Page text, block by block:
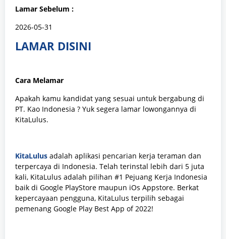
Lamar Sebelum :
2026-05-31
LAMAR DISINI
Cara Melamar
Apakah kamu kandidat yang sesuai untuk bergabung di
PT. Kao Indonesia ? Yuk segera lamar lowongannya di
KitaLulus.
KitaLulus adalah aplikasi pencarian kerja teraman dan
terpercaya di Indonesia. Telah terinstal lebih dari 5 juta
kali, KitaLulus adalah pilihan #1 Pejuang Kerja Indonesia
baik di Google PlayStore maupun iOs Appstore. Berkat
kepercayaan pengguna, KitaLulus terpilih sebagai
pemenang Google Play Best App of 2022!